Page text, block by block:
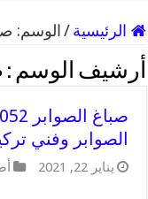
الرئيسية / الوسم:
أرشيف الوسم :
الصوابر وفني
يناير 22, 2021